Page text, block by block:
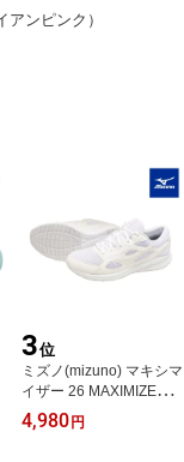
ンピンク）
3位
ミズノ(mizuno) マキシマ
イザー 26 MAXIMIZER 2
6 K1GA240201 通学シュ
ーズ ランニング 白靴
4,980円